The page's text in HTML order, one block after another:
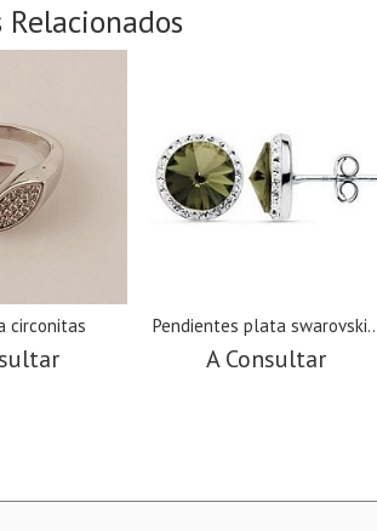
Relacionados
circonitas Pendientes plata
A Consultar